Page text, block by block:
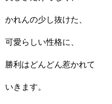
かれんの少し抜けた、
可愛らしい性格に、
勝利はどんどん惹かれて
いきます。